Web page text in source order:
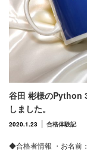
谷田 彬様のPython
しました。
2020.1.23 合格体験記
◆合格者情報 ・お名前